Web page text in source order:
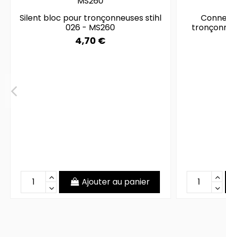
Silent bloc pour tronçonneuses stihl
026 - MS260
4,70 €
Ajouter au panier